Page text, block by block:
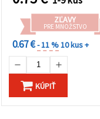
ZĽAVY
PRE MNOŽSTVO
0.67 €- 11 %10 kus +
KÚPIŤ